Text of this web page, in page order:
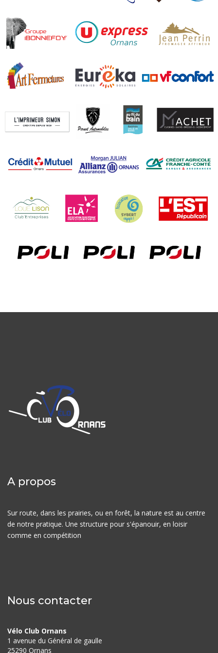
A propos
Sur route, dans les prairies, ou en forêt, la nature est au centre
de notre pratique. Une structure pour s'épanouir, en loisir
comme en compétition
Nous contacter
Vélo Club Ornans
1 avenue du Général de gaulle
25290 Ornans